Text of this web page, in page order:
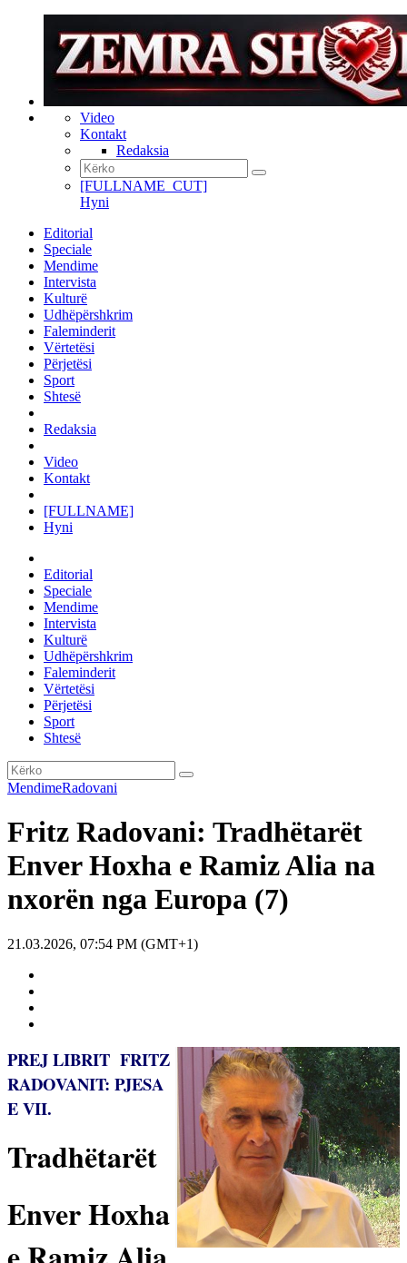
Video
Kontakt
Redaksia
[FULLNAME_CUT]
Hyni
Editorial
Speciale
Mendime
Intervista
Kulturë
Udhëpërshkrim
Faleminderit
Vërtetësi
Përjetësi
Sport
Shtesë
Redaksia
Video
Kontakt
[FULLNAME]
Hyni
Editorial
Speciale
Mendime
Intervista
Kulturë
Udhëpërshkrim
Faleminderit
Vërtetësi
Përjetësi
Sport
Shtesë
MendimeRadovani
Fritz Radovani: Tradhëtarët
Enver Hoxha e Ramiz Alia na
nxorën nga Europa (7)
21.03.2026, 07:54 PM (GMT+1)
PREJ LIBRIT FRITZ
RADOVANIT: PJESA
E VII.
Tradhëtarët
Enver Hoxha